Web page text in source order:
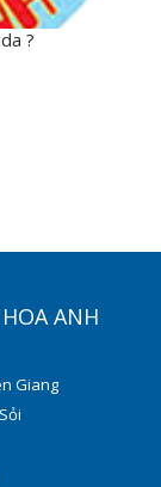
?
ANH
Giang